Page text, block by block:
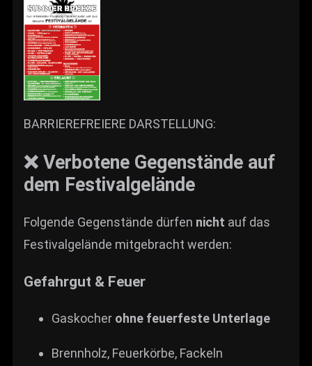
BARRIEREFREIERE DARSTELLUNG:
❌ Verbotene Gegenstände auf
dem Festivalgelände
Folgende Gegenstände dürfen nicht auf das
Festivalgelände mitgebracht werden:
Gefahrgut & Feuer
Gaskocher ohne feuerfeste Unterlage
Brennholz, Feuerkörbe, Fackeln